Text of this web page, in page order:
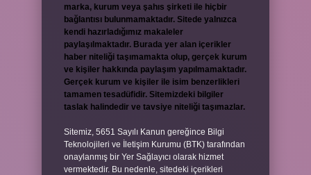
marka, kurum veya şahıs şirketi ile hiçbir
bağlantısı bulunmamaktadır. Sitede yalnızca
kendi hazırladığımız makaleler
paylaşılmaktadır. Burada yer alan içerikler
haber niteliği taşımamakta olup, gerçek kurum
ve kişiler hakkında paylaşım yapılmamaktadır.
Gerçek kurum ve kişiler ile isim benzerlikleri
tamamen tesadüfidir. Sitemizdeki bilgiler
taslak halindedir ve tavsiye niteliği taşımazlar.
Sitemiz, 5651 Sayılı Kanun gereğince Bilgi
Teknolojileri ve İletişim Kurumu (BTK) tarafından
onaylanmış bir Yer Sağlayıcı olarak hizmet
vermektedir. Bu nedenle, sitedeki içerikleri